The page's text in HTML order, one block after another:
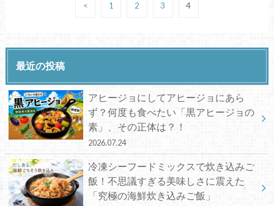
< 1 2 3 4
最近の投稿
アヒージョにしてアヒージョにあら
ず？何度も食べたい「黒アヒージョの
素」、その正体は？！
2026.07.24
冷凍シーフードミックスで炊き込みご
飯！不思議すぎる美味しさに震えた
「究極の海鮮炊き込みご飯」